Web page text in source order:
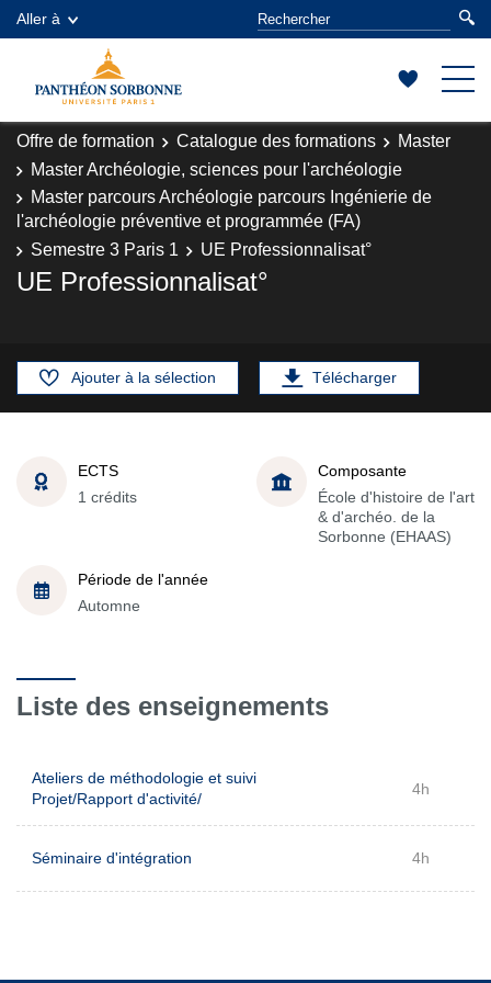
Aller à
Offre de formation Catalogue des formations
Master
Master Archéologie, sciences pour l'archéologie
Master parcours Archéologie parcours Ingénierie de
l'archéologie préventive et programmée (FA)
Semestre 3 Paris 1
UE Professionnalisat°
UE Professionnalisat°
Ajouter à la sélection Télécharger
ECTS
1 crédits
Composante
École d'histoire de l'art
& d'archéo. de la
Sorbonne (EHAAS)
Période de l'année
Automne
Liste des enseignements
Ateliers de méthodologie et suivi
Projet/Rapport d'activité/
4h
Séminaire d'intégration 4h